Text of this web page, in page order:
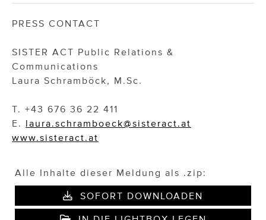
PRESS CONTACT
SISTER ACT Public Relations &
Communications
Laura Schramböck, M.Sc.
T. +43 676 36 22 411
E. laura.schramboeck@sisteract.at
www.sisteract.at
Alle Inhalte dieser Meldung als .zip:
SOFORT DOWNLOADEN